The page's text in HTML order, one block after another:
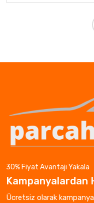
30% Fiyat Avantajı Yakala
Kampanyalardan
Ücretsiz olarak